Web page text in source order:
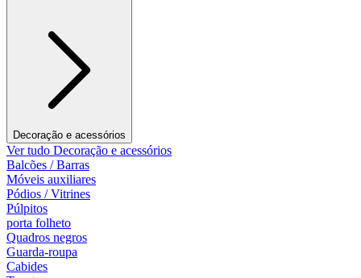
Decoração e acessórios
Ver tudo Decoração e acessórios
Balcões / Barras
Móveis auxiliares
Pódios / Vitrines
Púlpitos
porta folheto
Quadros negros
Guarda-roupa
Cabides